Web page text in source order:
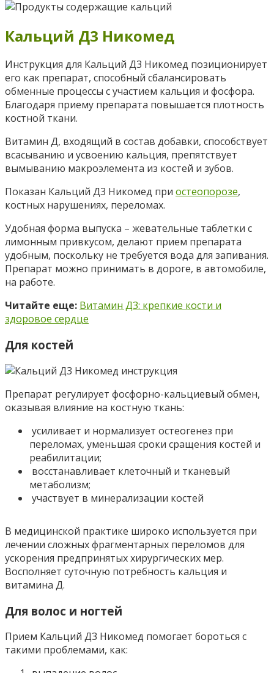
Кальций Д3 Никомед
Инструкция для Кальций Д3 Никомед позиционирует
его как препарат, способный сбалансировать
обменные процессы с участием кальция и фосфора.
Благодаря приему препарата повышается плотность
костной ткани.
Витамин Д, входящий в состав добавки, способствует
всасыванию и усвоению кальция, препятствует
вымыванию макроэлемента из костей и зубов.
Показан Кальций Д3 Никомед при остеопорозе,
костных нарушениях, переломах.
Удобная форма выпуска – жевательные таблетки с
лимонным привкусом, делают прием препарата
удобным, поскольку не требуется вода для запивания.
Препарат можно принимать в дороге, в автомобиле,
на работе.
Читайте еще: Витамин Д3: крепкие кости и
здоровое сердце
Для костей
Препарат регулирует фосфорно-кальциевый обмен,
оказывая влияние на костную ткань:
усиливает и нормализует остеогенез при
переломах, уменьшая сроки сращения костей и
реабилитации;
восстанавливает клеточный и тканевый
метаболизм;
участвует в минерализации костей
В медицинской практике широко используется при
лечении сложных фрагментарных переломов для
ускорения предпринятых хирургических мер.
Восполняет суточную потребность кальция и
витамина Д.
Для волос и ногтей
Прием Кальций Д3 Никомед помогает бороться с
такими проблемами, как: